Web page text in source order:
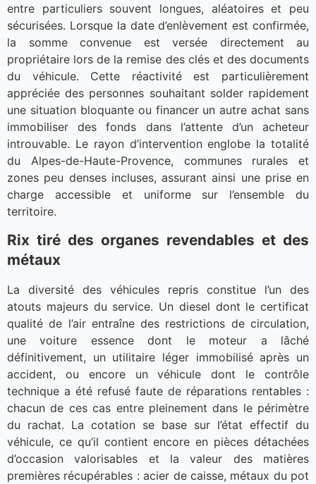
entre particuliers souvent longues, aléatoires et peu
sécurisées. Lorsque la date d’enlèvement est confirmée,
la somme convenue est versée directement au
propriétaire lors de la remise des clés et des documents
du véhicule. Cette réactivité est particulièrement
appréciée des personnes souhaitant solder rapidement
une situation bloquante ou financer un autre achat sans
immobiliser des fonds dans l’attente d’un acheteur
introuvable. Le rayon d’intervention englobe la totalité
du Alpes-de-Haute-Provence, communes rurales et
zones peu denses incluses, assurant ainsi une prise en
charge accessible et uniforme sur l’ensemble du
territoire.
Rix tiré des organes revendables et des
métaux
La diversité des véhicules repris constitue l’un des
atouts majeurs du service. Un diesel dont le certificat
qualité de l’air entraîne des restrictions de circulation,
une voiture essence dont le moteur a lâché
définitivement, un utilitaire léger immobilisé après un
accident, ou encore un véhicule dont le contrôle
technique a été refusé faute de réparations rentables :
chacun de ces cas entre pleinement dans le périmètre
du rachat. La cotation se base sur l’état effectif du
véhicule, ce qu’il contient encore en pièces détachées
d’occasion valorisables et la valeur des matières
premières récupérables : acier de caisse, métaux du pot